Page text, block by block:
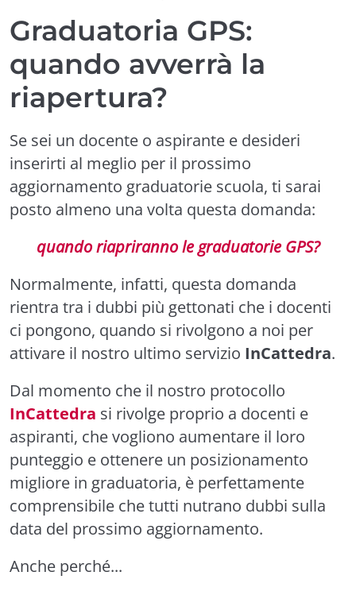
Graduatoria GPS:
quando avverrà la
riapertura?
Se sei un docente o aspirante e desideri
inserirti al meglio per il prossimo
aggiornamento graduatorie scuola, ti sarai
posto almeno una volta questa domanda:
quando riapriranno le graduatorie GPS?
Normalmente, infatti, questa domanda
rientra tra i dubbi più gettonati che i docenti
ci pongono, quando si rivolgono a noi per
attivare il nostro ultimo servizio InCattedra.
Dal momento che il nostro protocollo
InCattedra si rivolge proprio a docenti e
aspiranti, che vogliono aumentare il loro
punteggio e ottenere un posizionamento
migliore in graduatoria, è perfettamente
comprensibile che tutti nutrano dubbi sulla
data del prossimo aggiornamento.
Anche perché...